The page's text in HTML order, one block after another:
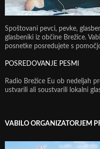
Spoštovani pevci, pevke,
glasbeniki iz občine Brežice.
posnetke posredujete s
POSREDOVANJE PESMI
Radio Brežice Eu ob nedeljah
ustvarili ali soustvarili lokalni
VABILO ORGANIZATORJEM